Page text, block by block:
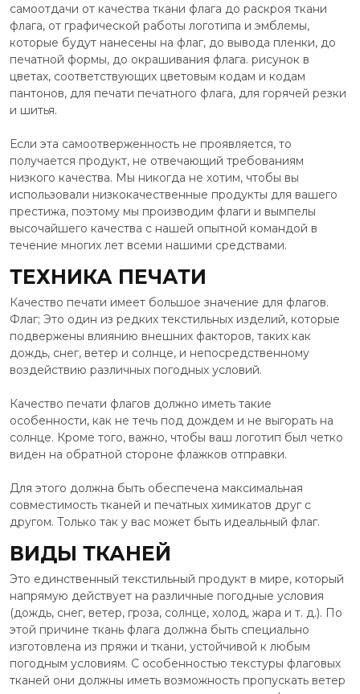
самоотдачи от качества ткани флага до раскроя ткани
флага, от графической работы логотипа и эмблемы,
которые будут нанесены на флаг, до вывода пленки, до
печатной формы, до окрашивания флага. рисунок в
цветах, соответствующих цветовым кодам и кодам
пантонов, для печати печатного флага, для горячей резки
и шитья.
Если эта самоотверженность не проявляется, то
получается продукт, не отвечающий требованиям
низкого качества. Мы никогда не хотим, чтобы вы
использовали низкокачественные продукты для вашего
престижа, поэтому мы производим флаги и вымпелы
высочайшего качества с нашей опытной командой в
течение многих лет всеми нашими средствами.
ТЕХНИКА ПЕЧАТИ
Качество печати имеет большое значение для флагов.
Флаг; Это один из редких текстильных изделий, которые
подвержены влиянию внешних факторов, таких как
дождь, снег, ветер и солнце, и непосредственному
воздействию различных погодных условий.
Качество печати флагов должно иметь такие
особенности, как не течь под дождем и не выгорать на
солнце. Кроме того, важно, чтобы ваш логотип был четко
виден на обратной стороне флажков отправки.
Для этого должна быть обеспечена максимальная
совместимость тканей и печатных химикатов друг с
другом. Только так у вас может быть идеальный флаг.
ВИДЫ ТКАНЕЙ
Это единственный текстильный продукт в мире, который
напрямую действует на различные погодные условия
(дождь, снег, ветер, гроза, солнце, холод, жара и т. д.). По
этой причине ткань флага должна быть специально
изготовлена ​​из пряжи и ткани, устойчивой к любым
погодным условиям. С особенностью текстуры флаговых
тканей они должны иметь возможность пропускать ветер